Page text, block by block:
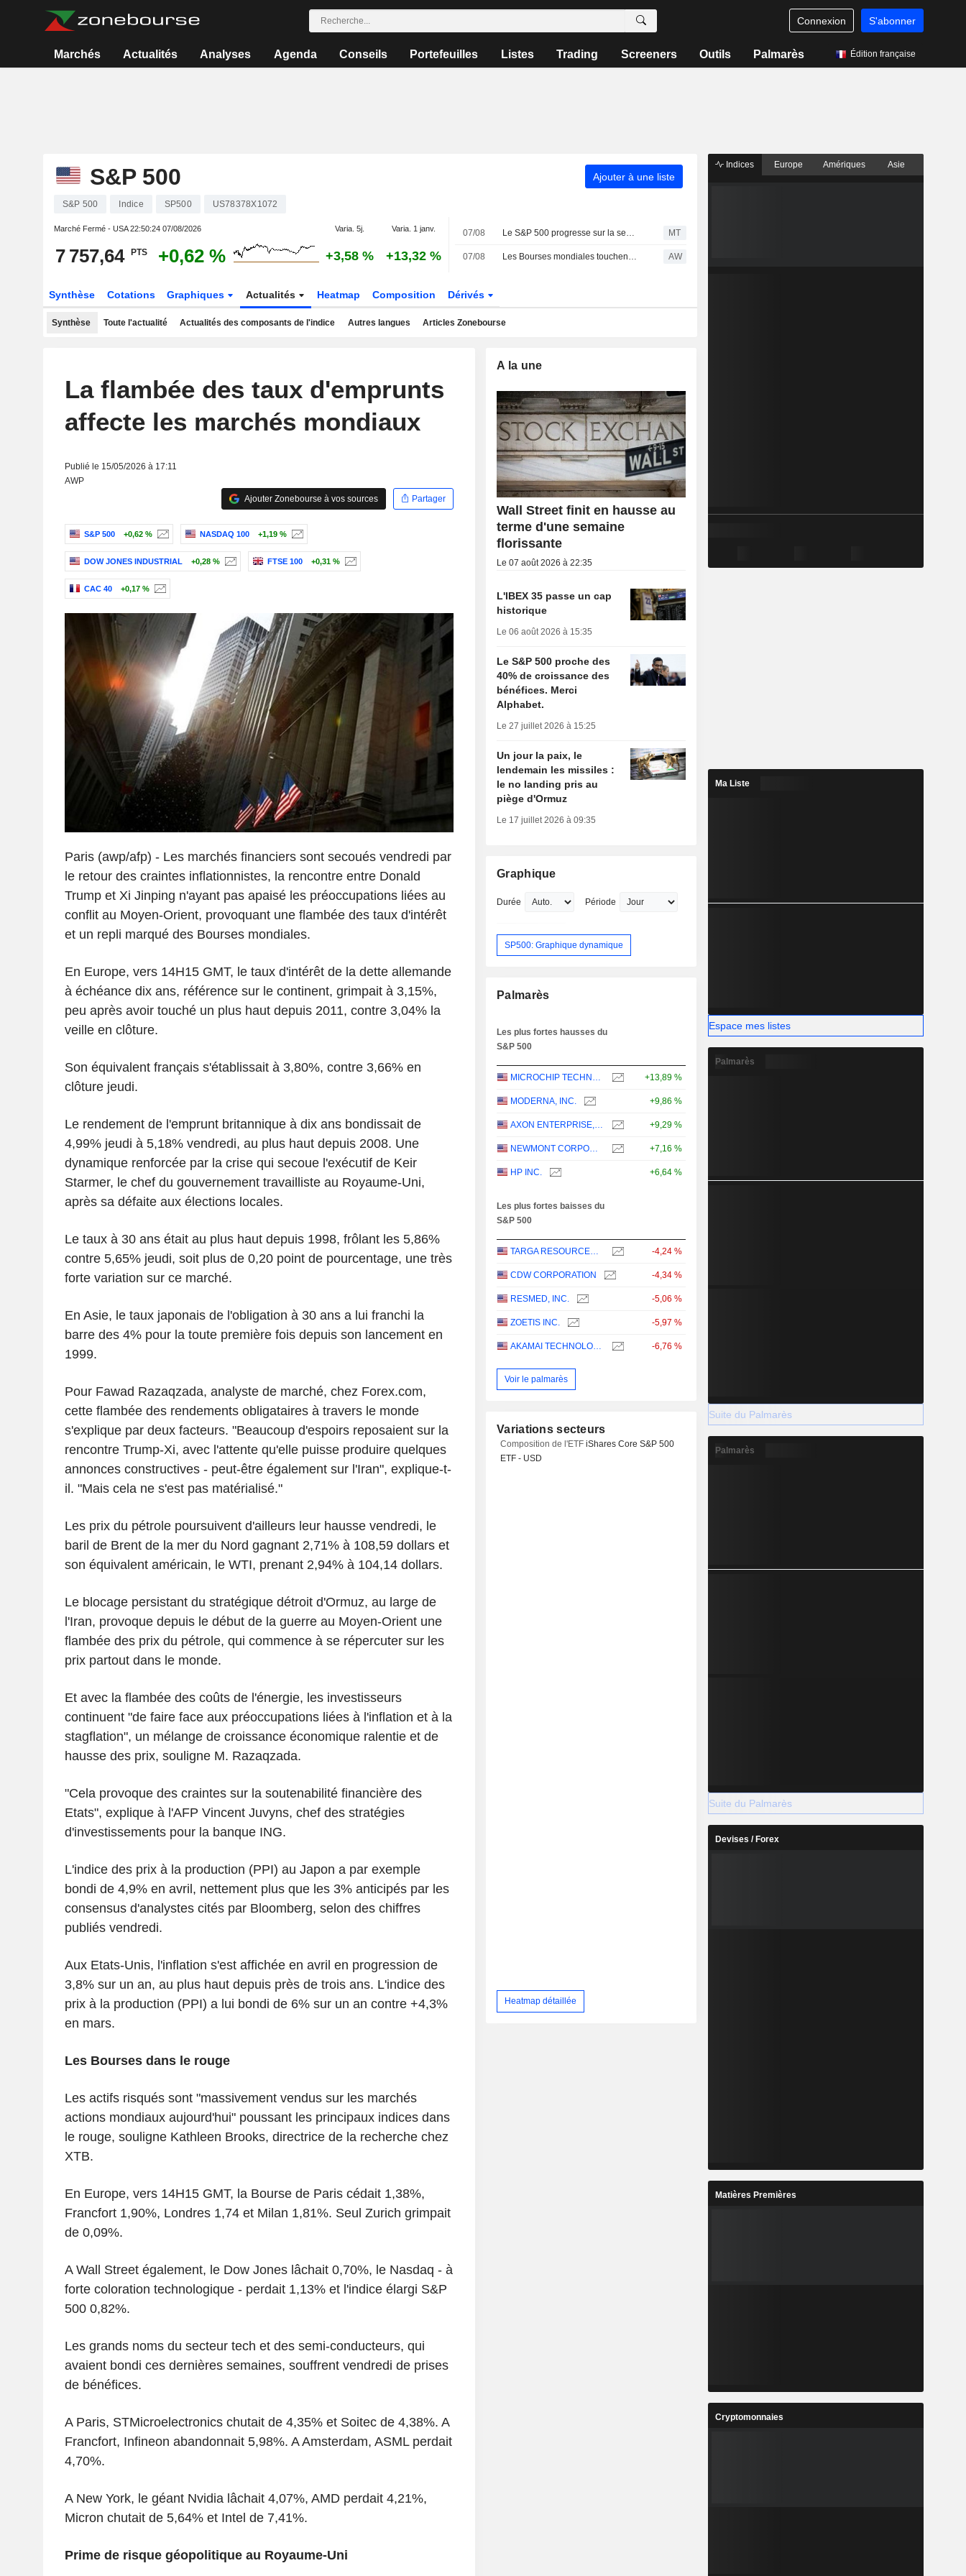
Connexion S'abonner
Marchés Actualités Analyses Agenda Conseils Portefeuilles Listes Trading Screeners Outils Palmarès Édition française
S&P 500 Ajouter à une liste
S&P 500 Indice SP500 US78378X1072
Marché Fermé - USA22:50:24 07/08/2026 Varia. 5j. Varia. 1 janv.
7 757,64 PTS +0,62 % +3,58 % +13,32 %
07/08 Le S&P 500 progresse sur la semaine, porté par l'envolée des géants de la technologie MT
07/08 Les Bourses mondiales touchent des sommets après l'emploi américain AW
Synthèse Cotations Graphiques Actualités Heatmap Composition Dérivés
Synthèse Toute l'actualité Actualités des composants de l'indice Autres langues Articles Zonebourse
La flambée des taux d'emprunts
affecte les marchés mondiaux
Publié le 15/05/2026 à 17:11
AWP
Ajouter Zonebourse à vos sources
Partager
S&P 500 +0,62 % NASDAQ 100 +1,19 %
DOW JONES INDUSTRIAL +0,28 % FTSE 100 +0,31 %
CAC 40 +0,17 %
Paris (awp/afp) - Les marchés financiers sont secoués vendredi par
le retour des craintes inflationnistes, la rencontre entre Donald
Trump et Xi Jinping n'ayant pas apaisé les préoccupations liées au
conflit au Moyen-Orient, provoquant une flambée des taux d'intérêt
et un repli marqué des Bourses mondiales.
En Europe, vers 14H15 GMT, le taux d'intérêt de la dette allemande
à échéance dix ans, référence sur le continent, grimpait à 3,15%,
peu après avoir touché un plus haut depuis 2011, contre 3,04% la
veille en clôture.
Son équivalent français s'établissait à 3,80%, contre 3,66% en
clôture jeudi.
Le rendement de l'emprunt britannique à dix ans bondissait de
4,99% jeudi à 5,18% vendredi, au plus haut depuis 2008. Une
dynamique renforcée par la crise qui secoue l'exécutif de Keir
Starmer, le chef du gouvernement travailliste au Royaume-Uni,
après sa défaite aux élections locales.
Le taux à 30 ans était au plus haut depuis 1998, frôlant les 5,86%
contre 5,65% jeudi, soit plus de 0,20 point de pourcentage, une très
forte variation sur ce marché.
En Asie, le taux japonais de l'obligation à 30 ans a lui franchi la
barre des 4% pour la toute première fois depuis son lancement en
1999.
Pour Fawad Razaqzada, analyste de marché, chez Forex.com,
cette flambée des rendements obligataires à travers le monde
s'explique par deux facteurs. "Beaucoup d'espoirs reposaient sur la
rencontre Trump-Xi, avec l'attente qu'elle puisse produire quelques
annonces constructives - peut-être également sur l'Iran", explique-t-
il. "Mais cela ne s'est pas matérialisé."
Les prix du pétrole poursuivent d'ailleurs leur hausse vendredi, le
baril de Brent de la mer du Nord gagnant 2,71% à 108,59 dollars et
son équivalent américain, le WTI, prenant 2,94% à 104,14 dollars.
Le blocage persistant du stratégique détroit d'Ormuz, au large de
l'Iran, provoque depuis le début de la guerre au Moyen-Orient une
flambée des prix du pétrole, qui commence à se répercuter sur les
prix partout dans le monde.
Et avec la flambée des coûts de l'énergie, les investisseurs
continuent "de faire face aux préoccupations liées à l'inflation et à la
stagflation", un mélange de croissance économique ralentie et de
hausse des prix, souligne M. Razaqzada.
"Cela provoque des craintes sur la soutenabilité financière des
Etats", explique à l'AFP Vincent Juvyns, chef des stratégies
d'investissements pour la banque ING.
L'indice des prix à la production (PPI) au Japon a par exemple
bondi de 4,9% en avril, nettement plus que les 3% anticipés par les
consensus d'analystes cités par Bloomberg, selon des chiffres
publiés vendredi.
Aux Etats-Unis, l'inflation s'est affichée en avril en progression de
3,8% sur un an, au plus haut depuis près de trois ans. L'indice des
prix à la production (PPI) a lui bondi de 6% sur un an contre +4,3%
en mars.
Les Bourses dans le rouge
Les actifs risqués sont "massivement vendus sur les marchés
actions mondiaux aujourd'hui" poussant les principaux indices dans
le rouge, souligne Kathleen Brooks, directrice de la recherche chez
XTB.
En Europe, vers 14H15 GMT, la Bourse de Paris cédait 1,38%,
Francfort 1,90%, Londres 1,74 et Milan 1,81%. Seul Zurich grimpait
de 0,09%.
A Wall Street également, le Dow Jones lâchait 0,70%, le Nasdaq - à
forte coloration technologique - perdait 1,13% et l'indice élargi S&P
500 0,82%.
Les grands noms du secteur tech et des semi-conducteurs, qui
avaient bondi ces dernières semaines, souffrent vendredi de prises
de bénéfices.
A Paris, STMicroelectronics chutait de 4,35% et Soitec de 4,38%. A
Francfort, Infineon abandonnait 5,98%. A Amsterdam, ASML perdait
4,70%.
A New York, le géant Nvidia lâchait 4,07%, AMD perdait 4,21%,
Micron chutait de 5,64% et Intel de 7,41%.
Prime de risque géopolitique au Royaume-Uni
A la une
Wall Street finit en hausse au
terme d'une semaine
florissante
Le 07 août 2026 à 22:35
L'IBEX 35 passe un cap
historique
Le 06 août 2026 à 15:35
Le S&P 500 proche des
40% de croissance des
bénéfices. Merci
Alphabet.
Le 27 juillet 2026 à 15:25
Un jour la paix, le
lendemain les missiles :
le no landing pris au
piège d'Ormuz
Le 17 juillet 2026 à 09:35
Graphique
Durée Période
SP500: Graphique dynamique
Palmarès
Les plus fortes hausses du
S&P 500
MICROCHIP TECHNOLOGY INCORPORATED +13,89 %
MODERNA, INC. +9,86 %
AXON ENTERPRISE, INC. +9,29 %
NEWMONT CORPORATION +7,16 %
HP INC. +6,64 %
Les plus fortes baisses du
S&P 500
TARGA RESOURCES CORP. -4,24 %
CDW CORPORATION -4,34 %
RESMED, INC. -5,06 %
ZOETIS INC. -5,97 %
AKAMAI TECHNOLOGIES, INC. -6,76 %
Voir le palmarès
Variations secteurs
Composition de l'ETFiShares Core S&P 500
ETF - USD
Heatmap détaillée
Indices Europe Amériques Asie
Ma Liste
Espace mes listes
Palmarès
Suite du Palmarès
Palmarès
Suite du Palmarès
Devises / Forex
Matières Premières
Cryptomonnaies